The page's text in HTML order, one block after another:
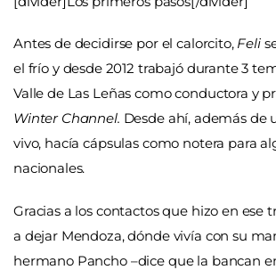
Antes de decidirse por el calorcito, Feli
el frío y desde 2012 trabajó durante 3
Valle de Las Leñas como conductora y
Winter Channel. Desde ahí, además de
vivo, hacía cápsulas como notera para
nacionales.
Gracias a los contactos que hizo en ese
a dejar Mendoza, dónde vivía con su
hermano Pancho –dice que la bancan